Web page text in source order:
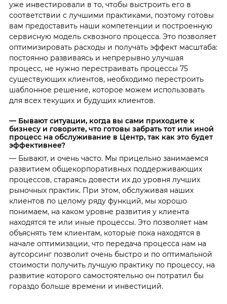
уже инвестировали в то, чтобы выстроить его в
соответствии с лучшими практиками, поэтому готовы
вам предоставить наши компетенции и построенную
сервисную модель сквозного процесса. Это позволяет
оптимизировать расходы и получать эффект масштаба:
постоянно развиваясь и непрерывно улучшая
процесс, не нужно перестраивать процессы 75
существующих клиентов, необходимо перестроить
шаблонное решение, которое можем использовать
для всех текущих и будущих клиентов.
— Бывают ситуации, когда вы сами приходите к
бизнесу и говорите, что готовы забрать тот или иной
процесс на обслуживание в Центр, так как это будет
эффективнее?
— Бывают, и очень часто. Мы прицельно занимаемся
развитием общекорпоративных поддерживающих
процессов, стараясь довести их до уровня лучших
рыночных практик. При этом, обслуживая наших
клиентов по целому ряду функций, мы хорошо
понимаем, на каком уровне развития у клиента
находятся те или иные процессы. Это позволяет нам
объяснять тем клиентам, которые пока находятся в
начале оптимизации, что передача процесса нам на
аутсорсинг позволит очень быстро и по оптимальной
стоимости получить лучшую практику по процессу, на
развитие которого самостоятельно он потратил бы
гораздо больше времени и инвестиций.